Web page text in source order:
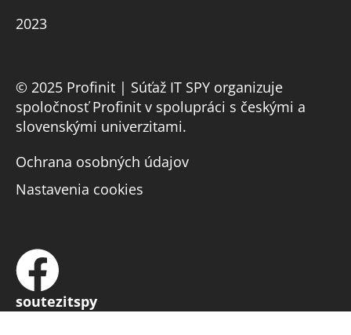
2023
© 2025 Profinit | Súťaž IT SPY organizuje
spoločnosť Profinit v spolupráci s českými a
slovenskými univerzitami.
Ochrana osobných údajov
Nastavenia cookies
soutezitspy